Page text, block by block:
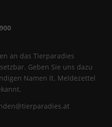
an das Tierparadies
Geben Sie uns dazu
Namen lt. Meldezettel